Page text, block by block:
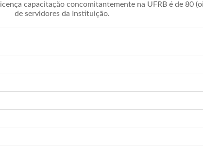
capacitação concomitantemente na UFRB é de 80
de servidores da Instituição.